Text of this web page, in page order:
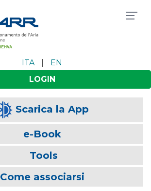
ITA
EN
LOGIN
Scarica la App
e-Book
Tools
Come associarsi